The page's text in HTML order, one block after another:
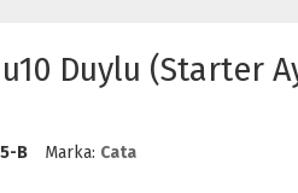
Duylu (Starter
B Marka: Cata